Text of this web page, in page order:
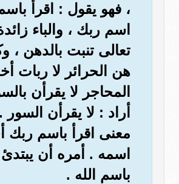
، فهو يقول : اقرأ
اسم ربك ، والباء
تعالى تنبت بالدهن ،
هن الحرائر لا ربات
المحاجر لا يقرأن
أراد : لا يقرأن
معنى اقرأ باسم ربك
اسمه . أمره أن يبتدئ
باسم الله .